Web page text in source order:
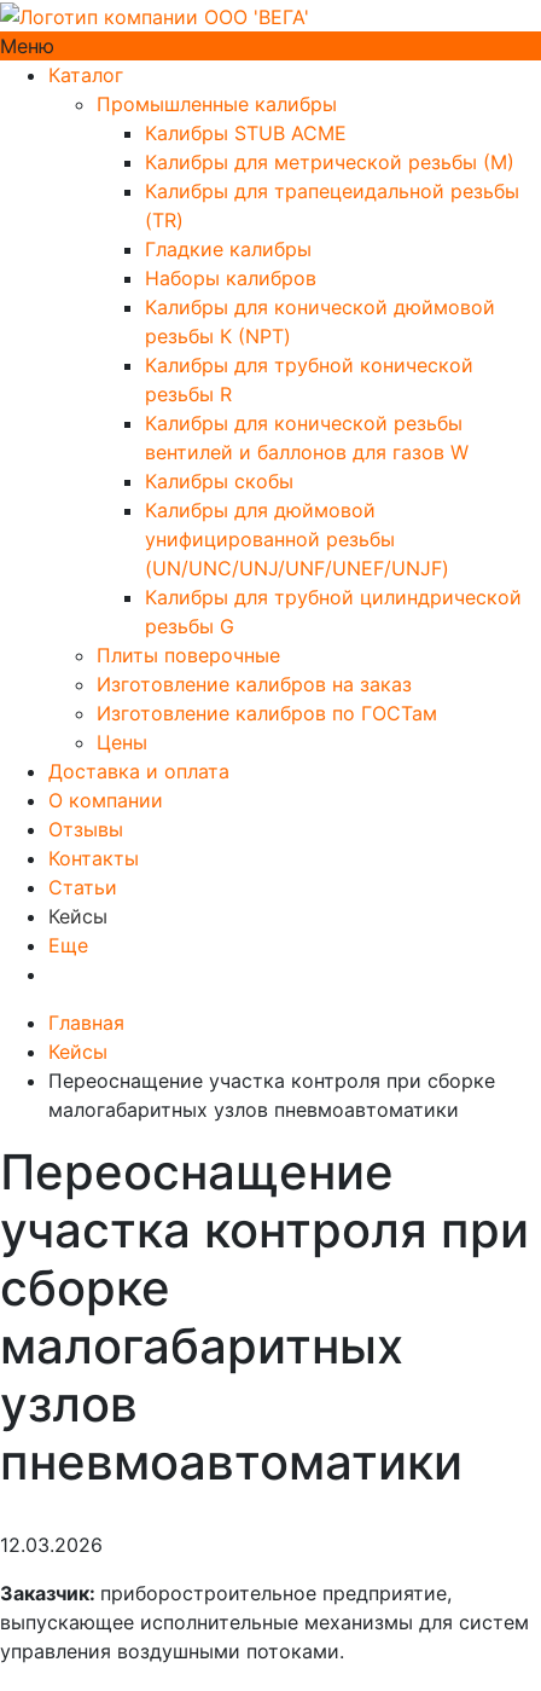
Меню
Каталог
Промышленные калибры
Калибры STUB ACME
Калибры для метрической резьбы (М)
Калибры для трапецеидальной резьбы
(TR)
Гладкие калибры
Наборы калибров
Калибры для конической дюймовой
резьбы К (NPT)
Калибры для трубной конической
резьбы R
Калибры для конической резьбы
вентилей и баллонов для газов W
Калибры скобы
Калибры для дюймовой
унифицированной резьбы
(UN/UNC/UNJ/UNF/UNEF/UNJF)
Калибры для трубной цилиндрической
резьбы G
Плиты поверочные
Изготовление калибров на заказ
Изготовление калибров по ГОСТам
Цены
Доставка и оплата
О компании
Отзывы
Контакты
Статьи
Кейсы
Еще
Главная
Кейсы
Переоснащение участка контроля при сборке
малогабаритных узлов пневмоавтоматики
Переоснащение
участка контроля при
сборке
малогабаритных
узлов
пневмоавтоматики
12.03.2026
Заказчик: приборостроительное предприятие,
выпускающее исполнительные механизмы для систем
управления воздушными потоками.